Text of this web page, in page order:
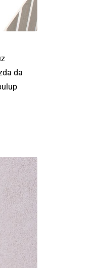
da